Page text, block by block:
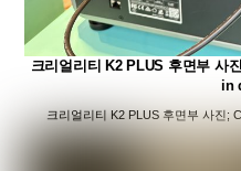
크리얼리티 K2 PLUS 후면부
in
크리얼리티 K2 PLUS 후면부 사진;